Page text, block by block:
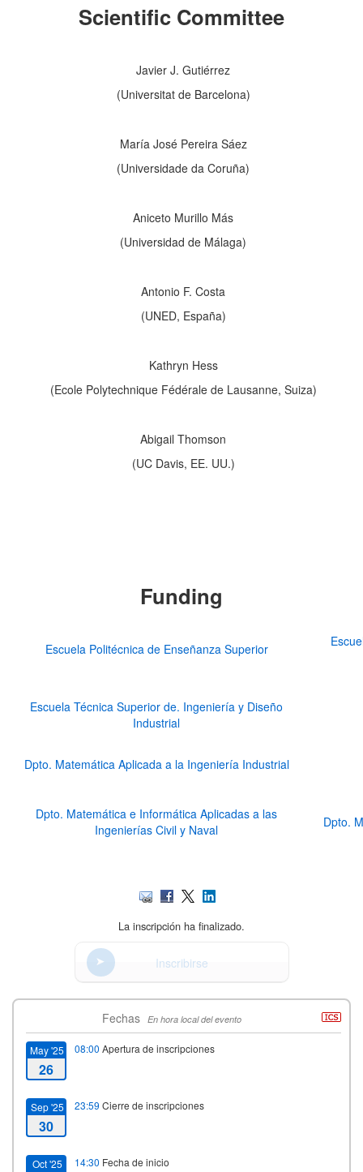
Scientific Committee
Javier J. Gutiérrez
(Universitat de Barcelona)
María José Pereira Sáez
(Universidade da Coruña)
Aniceto Murillo Más
(Universidad de Málaga)
Antonio F. Costa
(UNED, España)
Kathryn Hess
(Ecole Polytechnique Fédérale de Lausanne, Suiza)
Abigail Thomson
(UC Davis, EE. UU.)
Funding
Escuela Politécnica de Enseñanza Superior
Escuela Técnica Superior de. Ingeniería y Diseño
Industrial
Dpto. Matemática Aplicada a la Ingeniería Industrial
Dpto. Matemática e Informática Aplicadas a las
Ingenierías Civil y Naval
Dpto.
La inscripción ha finalizado.
Inscribirse
Fechas En hora local del evento
May '25
26
08:00 Apertura de inscripciones
Sep '25
30
23:59 Cierre de inscripciones
Oct '25 14:30 Fecha de inicio